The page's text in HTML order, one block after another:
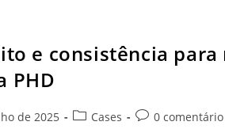
e consistência
PHD
de 2025 Cases 0 comentário